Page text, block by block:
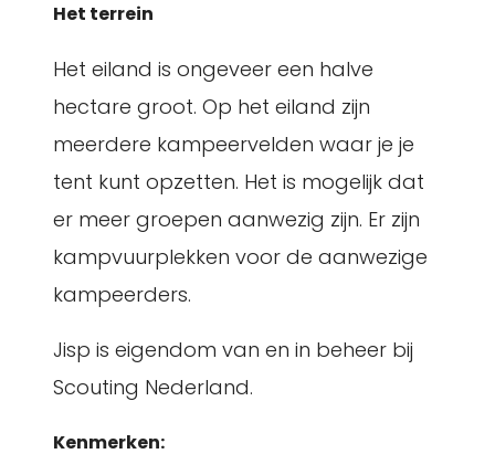
Het terrein
Het eiland is ongeveer een halve
hectare groot. Op het eiland zijn
meerdere kampeervelden waar je je
tent kunt opzetten. Het is mogelijk dat
er meer groepen aanwezig zijn. Er zijn
kampvuurplekken voor de aanwezige
kampeerders.
Jisp is eigendom van en in beheer bij
Scouting Nederland.
Kenmerken: